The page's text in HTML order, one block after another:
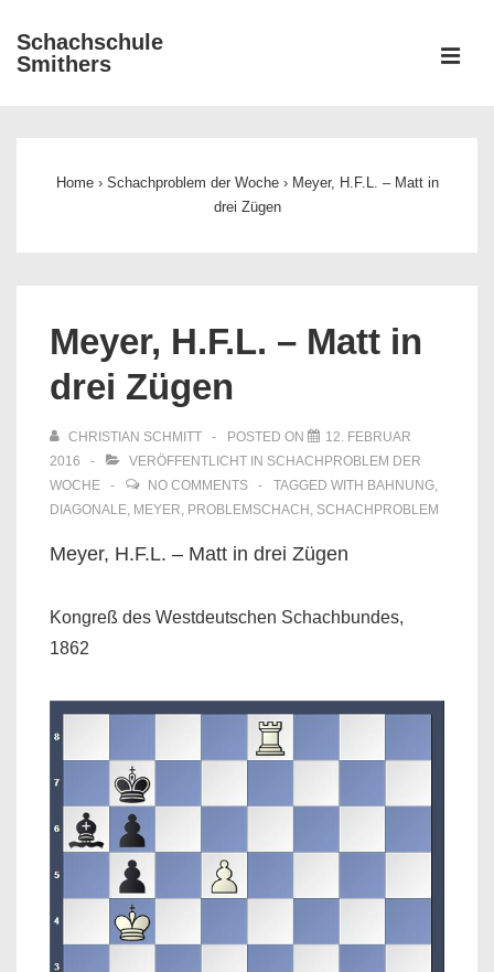
Zum
Inhalt
Schachschule
Smithers
Home › Schachproblem der Woche › Meyer, H.F.L. – Matt in
drei Zügen
Meyer, H.F.L. – Matt in
drei Zügen
CHRISTIAN SCHMITT POSTED ON
12. FEBRUAR
2016
VERÖFFENTLICHT IN SCHACHPROBLEM DER
WOCHE
NO COMMENTS TAGGED WITH BAHNUNG,
DIAGONALE, MEYER, PROBLEMSCHACH , SCHACHPROBLEM
Meyer, H.F.L. – Matt in drei Zügen
Kongreß des Westdeutschen Schachbundes,
1862